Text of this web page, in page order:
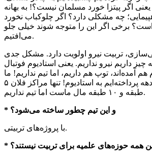
اگر پیتزا خورد مسلمان نیست؟! به بهانه
چه مشکلی دارد؟ اگر چلوکباب نخورد
برخی اگر این را متوجه شوند خیلی جلو
می‌افتیم.
تربیت نیرو اولویت دارد. مشکل جدی
داریم نیرو نداریم. یعنی استادیوم فوتبال
آمده‌اند، توپ هم داریم، اما تیم نداریم! ما
در تمام این چند دهه پرداخته‌ایم به استادیوم! تنها مراکز فلان ۵
طبقه و ۱۰ طبقه مال ماست اما تیم نداریم.
* و این تیم چطور ساخته می‌شود؟
با پروژه‌های تربیتی.
همه حوزه‌های علمیه برای تربیت نیستند؟